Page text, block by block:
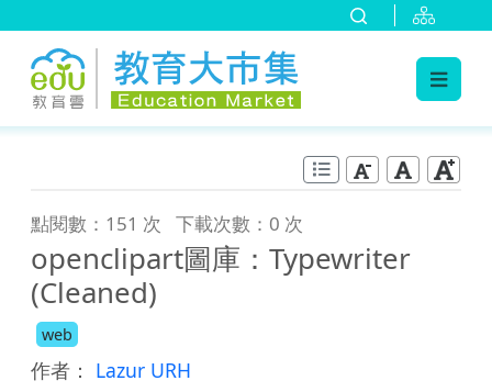
點閱數：151 次 下載次數：0 次
openclipart圖庫：Typewriter
(Cleaned)
web
作者： Lazur URH